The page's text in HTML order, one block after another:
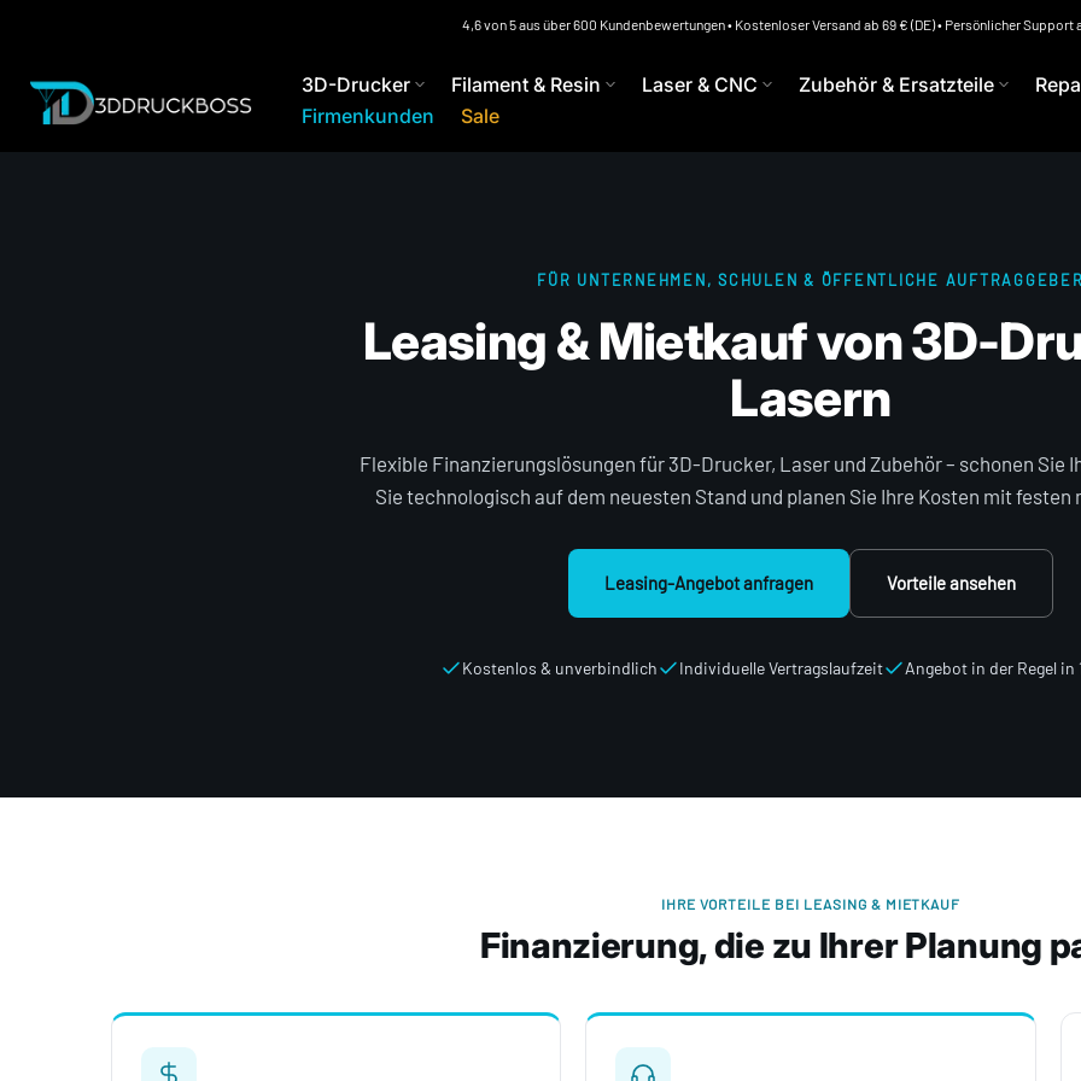
springen
4,6 von 5 aus über 600 Kundenbewertungen• Kostenloser Versand ab 69 € (DE) • Persönlicher Support
3D-Drucker Filament & Resin Laser & CNC Zubehör & Ersatzteile
Firmenkunden
Sale
FÜR UNTERNEHMEN, SCHULEN & ÖFFENTLICHE AUFTRAGGEBER
Leasing & Mietkauf von 3D-
Lasern
Flexible Finanzierungslösungen für 3D-Drucker, Laser und Zubehör – schonen Sie
Sie technologisch auf dem neuesten Stand und planen Sie Ihre Kosten mit festen
Leasing-Angebot anfragen Vorteile ansehen
Kostenlos & unverbindlich Individuelle Vertragslaufzeit Angebot in der Regel in
IHRE VORTEILE BEI LEASING & MIETKAUF
Finanzierung, die zu Ihrer Planung